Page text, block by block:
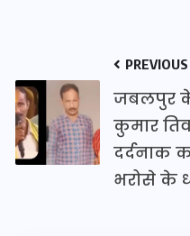
PREVIOUS
जबलपुर के
कुमार
दर्दनाक
भरोसे के